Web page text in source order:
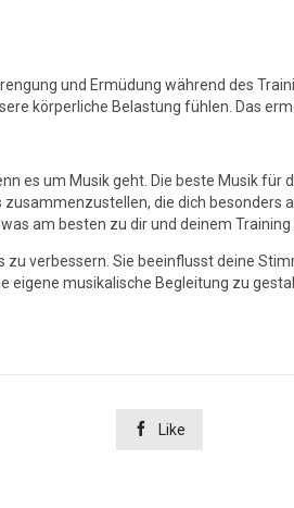
und Ermüdung während des
körperliche Belastung fühlen. Das
es um Musik geht. Die beste Musik
die dich besonders
am besten zu dir und deinem Training
verbessern. Sie beeinflusst deine
musikalische Begleitung zu
 Like